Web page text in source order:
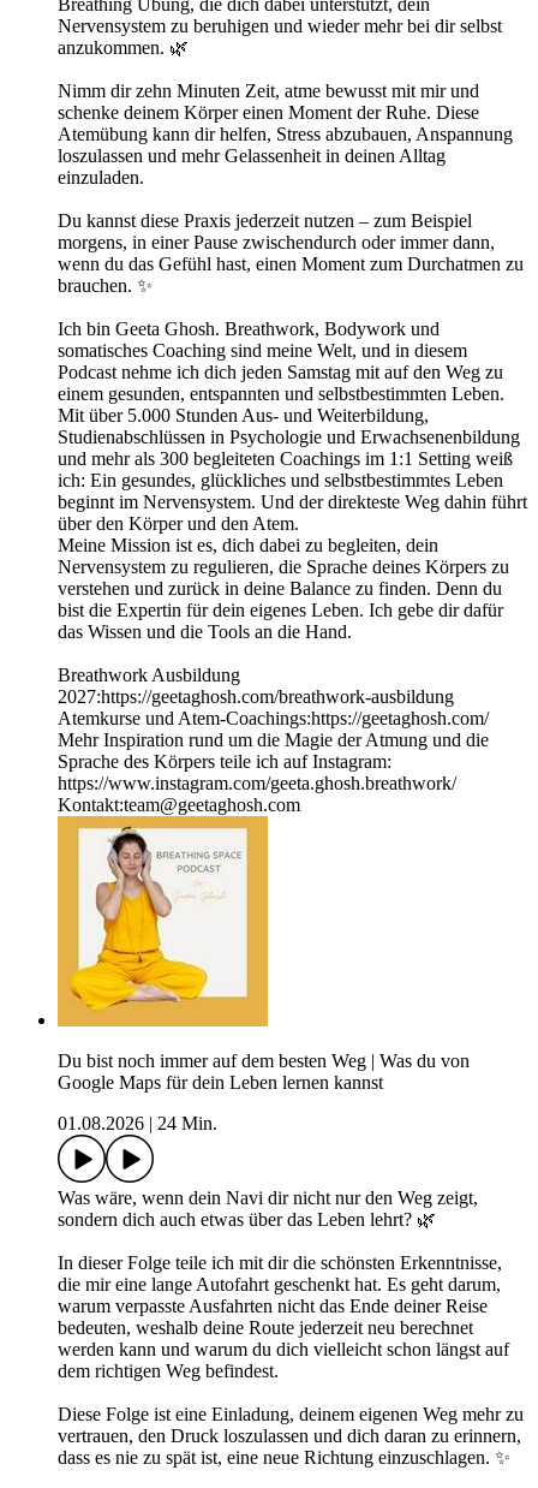
Nervensystem zu beruhigen und wieder mehr bei dir selbst
anzukommen. 🌿
Nimm dir zehn Minuten Zeit, atme bewusst mit mir und
schenke deinem Körper einen Moment der Ruhe. Diese
Atemübung kann dir helfen, Stress abzubauen, Anspannung
loszulassen und mehr Gelassenheit in deinen Alltag
einzuladen.
Du kannst diese Praxis jederzeit nutzen – zum Beispiel
morgens, in einer Pause zwischendurch oder immer dann,
wenn du das Gefühl hast, einen Moment zum Durchatmen zu
brauchen. ✨
Ich bin Geeta Ghosh. Breathwork, Bodywork und
somatisches Coaching sind meine Welt, und in diesem
Podcast nehme ich dich jeden Samstag mit auf den Weg zu
einem gesunden, entspannten und selbstbestimmten Leben.
Mit über 5.000 Stunden Aus- und Weiterbildung,
Studienabschlüssen in Psychologie und Erwachsenenbildung
und mehr als 300 begleiteten Coachings im 1:1 Setting weiß
ich: Ein gesundes, glückliches und selbstbestimmtes Leben
beginnt im Nervensystem. Und der direkteste Weg dahin führt
über den Körper und den Atem.
Meine Mission ist es, dich dabei zu begleiten, dein
Nervensystem zu regulieren, die Sprache deines Körpers zu
verstehen und zurück in deine Balance zu finden. Denn du
bist die Expertin für dein eigenes Leben. Ich gebe dir dafür
das Wissen und die Tools an die Hand.
Breathwork Ausbildung
2027:https://geetaghosh.com/breathwork-ausbildung
Atemkurse und Atem-Coachings:https://geetaghosh.com/
Mehr Inspiration rund um die Magie der Atmung und die
Sprache des Körpers teile ich auf Instagram:
https://www.instagram.com/geeta.ghosh.breathwork/
Kontakt:team@geetaghosh.com
Du bist noch immer auf dem besten Weg | Was du von
Google Maps für dein Leben lernen kannst
01.08.2026 | 24 Min.
Was wäre, wenn dein Navi dir nicht nur den Weg zeigt,
sondern dich auch etwas über das Leben lehrt? 🌿
In dieser Folge teile ich mit dir die schönsten Erkenntnisse,
die mir eine lange Autofahrt geschenkt hat. Es geht darum,
warum verpasste Ausfahrten nicht das Ende deiner Reise
bedeuten, weshalb deine Route jederzeit neu berechnet
werden kann und warum du dich vielleicht schon längst auf
dem richtigen Weg befindest.
Diese Folge ist eine Einladung, deinem eigenen Weg mehr zu
vertrauen, den Druck loszulassen und dich daran zu erinnern,
dass es nie zu spät ist, eine neue Richtung einzuschlagen. ✨